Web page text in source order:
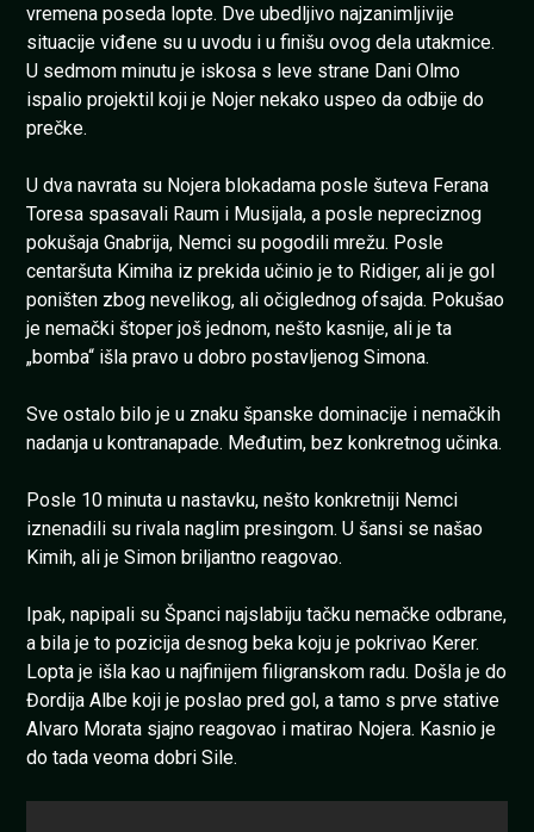
vremena poseda lopte. Dve ubedljivo najzanimljivije
situacije viđene su u uvodu i u finišu ovog dela utakmice.
U sedmom minutu je iskosa s leve strane Dani Olmo
ispalio projektil koji je Nojer nekako uspeo da odbije do
prečke.
U dva navrata su Nojera blokadama posle šuteva Ferana
Toresa spasavali Raum i Musijala, a posle nepreciznog
pokušaja Gnabrija, Nemci su pogodili mrežu. Posle
centaršuta Kimiha iz prekida učinio je to Ridiger, ali je gol
poništen zbog nevelikog, ali očiglednog ofsajda. Pokušao
je nemački štoper još jednom, nešto kasnije, ali je ta
„bomba“ išla pravo u dobro postavljenog Simona.
Sve ostalo bilo je u znaku španske dominacije i nemačkih
nadanja u kontranapade. Međutim, bez konkretnog učinka.
Posle 10 minuta u nastavku, nešto konkretniji Nemci
iznenadili su rivala naglim presingom. U šansi se našao
Kimih, ali je Simon briljantno reagovao.
Ipak, napipali su Španci najslabiju tačku nemačke odbrane,
a bila je to pozicija desnog beka koju je pokrivao Kerer.
Lopta je išla kao u najfinijem filigranskom radu. Došla je do
Đordija Albe koji je poslao pred gol, a tamo s prve stative
Alvaro Morata sjajno reagovao i matirao Nojera. Kasnio je
do tada veoma dobri Sile.